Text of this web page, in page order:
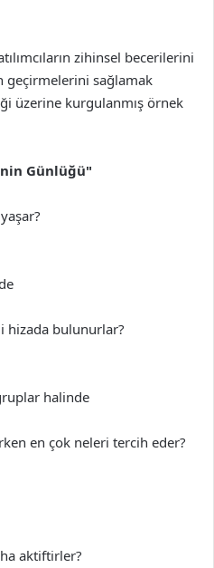
zihinsel becerilerini
geçirmelerini sağlamak
üzerine kurgulanmış örnek
Günlüğü"
hizada bulunurlar?
halinde
en çok neleri tercih eder?
aktiftirler?